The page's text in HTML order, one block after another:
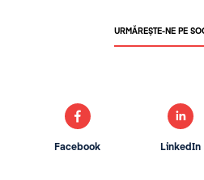
URMĂREȘTE-NE PE
Facebook LinkedIn